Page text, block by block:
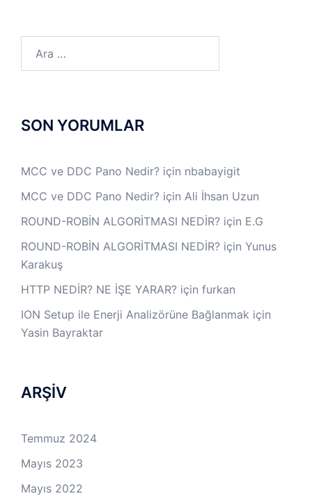
SON YORUMLAR
MCC ve DDC Pano Nedir? için nbabayigit
MCC ve DDC Pano Nedir? için Ali İhsan Uzun
ROUND-ROBİN ALGORİTMASI NEDİR? için E.G
ROUND-ROBİN ALGORİTMASI NEDİR? için Yunus
Karakuş
HTTP NEDİR? NE İŞE YARAR? için furkan
ION Setup ile Enerji Analizörüne Bağlanmak için
Yasin Bayraktar
ARŞİV
Temmuz 2024
Mayıs 2023
Mayıs 2022